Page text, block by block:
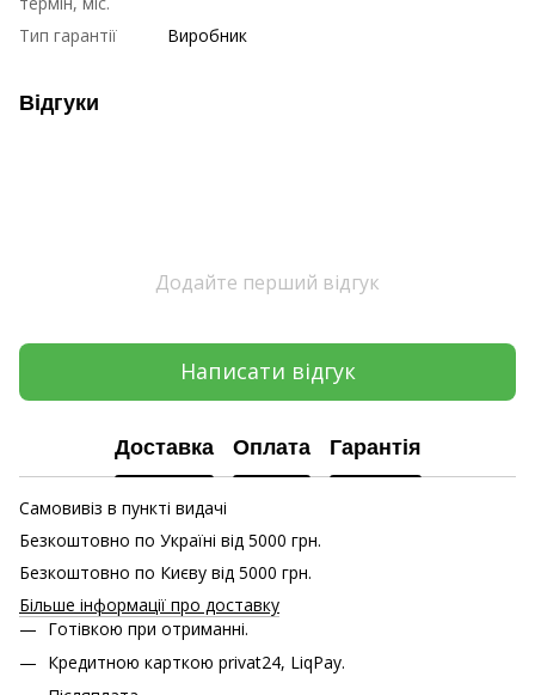
Тип гарантії
Виробник
Відгуки
Додайте перший відгук
Написати відгук
Доставка Оплата Гарантія
Самовивіз в пункті видачі
Безкоштовно по Україні від 5000 грн.
Безкоштовно по Києву від 5000 грн.
Більше інформації про доставку
Готівкою при отриманні.
Кредитною карткою privat24, LiqPay.